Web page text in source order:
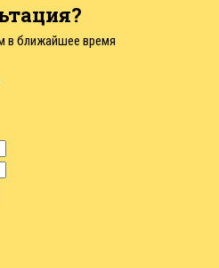
в ближайшее время